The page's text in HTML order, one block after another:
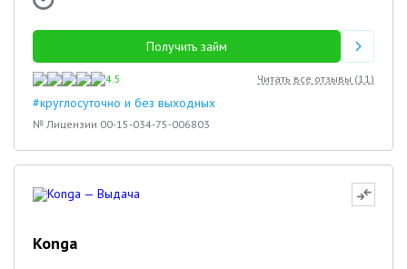
Получить займ
4.5 Читать все отзывы (11)
#круглосуточно и без выходных
№ Лицензии 00-15-034-75-006803
Konga